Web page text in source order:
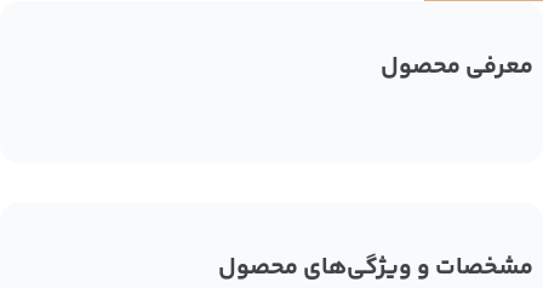
معرفی محصول
مشخصات و ویژگی‌های محصول